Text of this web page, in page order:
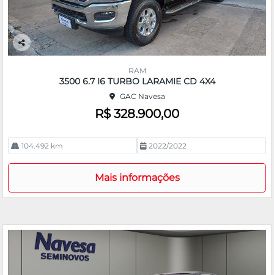
Co
RAM
3500 6.7 I6 TURBO LARAMIE CD 4X4
GAC Navesa
R$ 328.900,00
104.492 km 2022/2022
Mais informações